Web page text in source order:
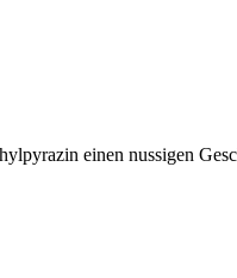
einen nussigen